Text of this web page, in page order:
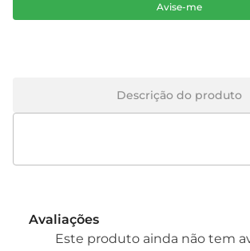
Avise-me
Descrição do produto
Avaliações
Este produto ainda não tem